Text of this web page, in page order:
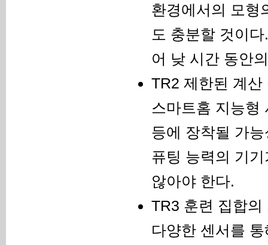
환경에서의 모형
도 충분할 것이
어 낮 시간 동안
TR2 제한된 계산
스마트홈 지능형
등에 장착될 가
퓨팅 능력의 기
않아야 한다.
TR3 훈련 집합의
다양한 센서를